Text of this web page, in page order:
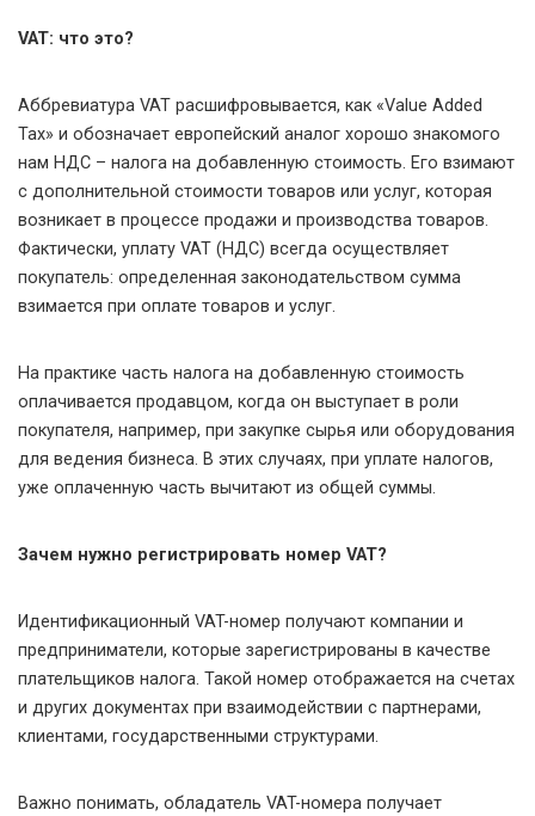
VAT: что это?
Аббревиатура VAT расшифровывается, как «Value Added
Tax» и обозначает европейский аналог хорошо знакомого
нам НДС – налога на добавленную стоимость. Его взимают
с дополнительной стоимости товаров или услуг, которая
возникает в процессе продажи и производства товаров.
Фактически, уплату VAT (НДС) всегда осуществляет
покупатель: определенная законодательством сумма
взимается при оплате товаров и услуг.
На практике часть налога на добавленную стоимость
оплачивается продавцом, когда он выступает в роли
покупателя, например, при закупке сырья или оборудования
для ведения бизнеса. В этих случаях, при уплате налогов,
уже оплаченную часть вычитают из общей суммы.
Зачем нужно регистрировать номер VAT?
Идентификационный VAT-номер получают компании и
предприниматели, которые зарегистрированы в качестве
плательщиков налога. Такой номер отображается на счетах
и других документах при взаимодействии с партнерами,
клиентами, государственными структурами.
Важно понимать, обладатель VAT-номера получает